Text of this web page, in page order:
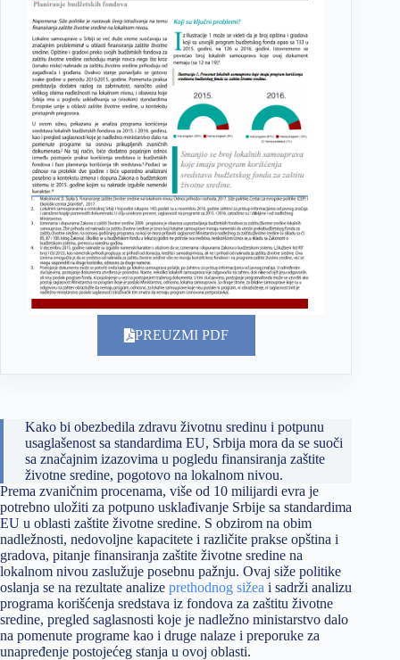
Kako bi obezbedila zdravu životnu sredinu i potpunu
usaglašenost sa standardima EU, Srbija mora da se suoči
sa značajnim izazovima u pogledu finansiranja zaštite
životne sredine, pogotovo na lokalnom nivou.
Prema zvaničnim procenama, više od 10 milijardi evra je
potrebno uložiti za potpuno usklađivanje Srbije sa standardima
EU u oblasti zaštite životne sredine. S obzirom na obim
nadležnosti, nedovoljne kapacitete i različite prakse opština i
gradova, pitanje finansiranja zaštite životne sredine na
lokalnom nivou zaslužuje posebnu pažnju. Ovaj siže politike
oslanja se na rezultate analize prethodnog sižea i sadrži analizu
programa korišćenja sredstava iz fondova za zaštitu životne
sredine, pregled saglasnosti koje je nadležno ministarstvo dalo
na pomenute programe kao i druge nalaze i preporuke za
unapređenje postojećeg stanja u ovoj oblasti.
PREUZMI PDF